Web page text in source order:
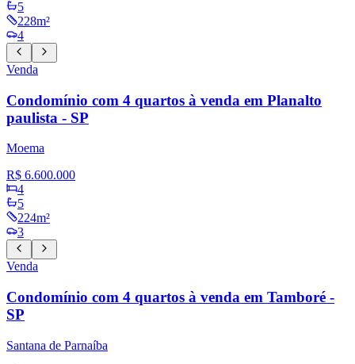
5
228m²
4
Venda
Condomínio com 4 quartos à venda em Planalto
paulista - SP
Moema
R$ 6.600.000
4
5
224m²
3
Venda
Condomínio com 4 quartos à venda em Tamboré -
SP
Santana de Parnaíba